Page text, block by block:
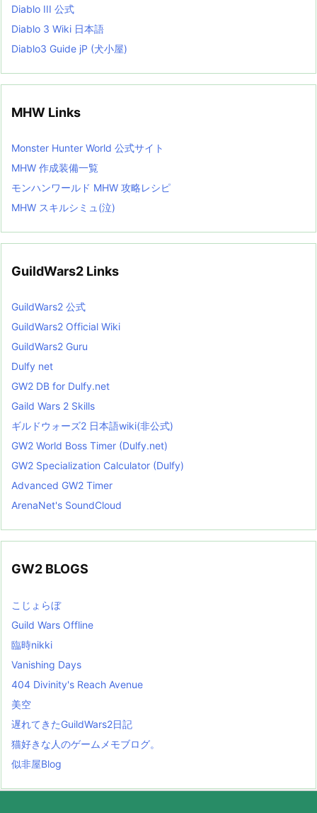
Diablo III 公式
Diablo 3 Wiki 日本語
Diablo3 Guide jP (犬小屋)
MHW Links
Monster Hunter World 公式サイト
MHW 作成装備一覧
モンハンワールド MHW 攻略レシピ
MHW スキルシミュ(泣)
GuildWars2 Links
GuildWars2 公式
GuildWars2 Official Wiki
GuildWars2 Guru
Dulfy net
GW2 DB for Dulfy.net
Gaild Wars 2 Skills
ギルドウォーズ2 日本語wiki(非公式)
GW2 World Boss Timer (Dulfy.net)
GW2 Specialization Calculator (Dulfy)
Advanced GW2 Timer
ArenaNet's SoundCloud
GW2 BLOGS
こじょらぼ
Guild Wars Offline
臨時nikki
Vanishing Days
404 Divinity's Reach Avenue
美空
遅れてきたGuildWars2日記
猫好きな人のゲームメモブログ。
似非屋Blog